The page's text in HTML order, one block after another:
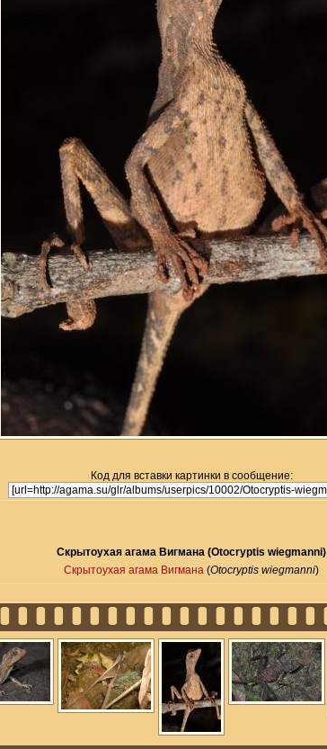
Код для вставки картинки в сообщение:
Скрытоухая агама Вигмана (Otocryptis wiegmanni)
Скрытоухая агама Вигмана (Otocryptis wiegmanni)